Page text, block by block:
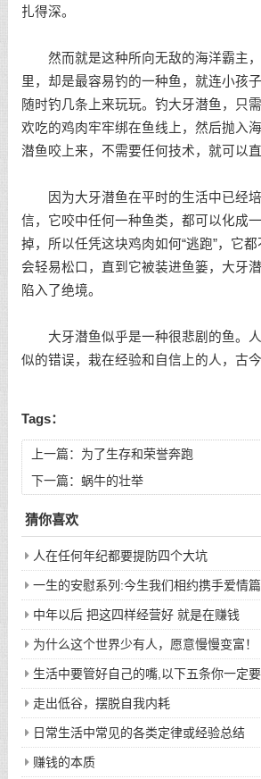
扎得深。
然而就是这种所向无敌的海洋霸主，
里，却是最容易钓的一种鱼，就连小孩
随时钓几条上来玩玩。钓大牙潜鱼，只
欢吃的鸡肉牢牢绑在鱼线上，然后抛入
潜鱼咬上来，不需要任何技术，就可以直
因为大牙潜鱼在平时的生活中已经培
信，它咬中任何一种鱼类，都可以化成
掉，所以任凭这块鸡肉如何“逃跑”，它
会轻易松口，直到它被装进鱼篓，大牙
陷入了绝境。
大牙潜鱼似乎是一种很悲剧的鱼。人
似的错误，栽在经验和自信上的人，古今
Tags：
上一篇： 为了生存和荣誉奔跑
下一篇： 蜗牛的壮举
猜你喜欢
人在任何年纪都要提防四个大坑
一生的安慰系列:今生我们相约携手爱情
次的回眸才换来今生的相遇
中年以后 把这四样经营好 就是在赚钱
为什么这个世界少有人，愿意慢慢变富！
生活中要管好自己的嘴,以下五条你一定
走出低谷，摆脱自我内耗
日常生活中常见的各类定律或经验总结
赚钱的本质